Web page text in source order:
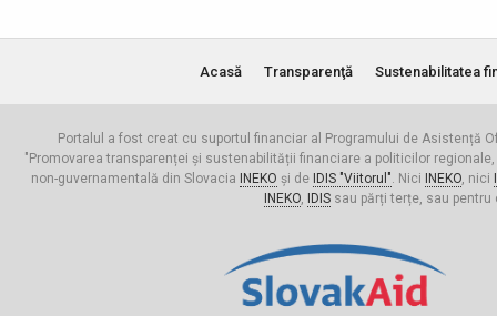
Acasă Transparenţă Sustenabilitatea
Portalul a fost creat cu suportul financiar al Programului de Asistență
"Promovarea transparenței și sustenabilității financiare a politicilor
non-guvernamentală din Slovacia
INEKO și de IDIS "Viitorul". Nici INEKO, nici
INEKO, IDISsau părți terțe, sau pentru